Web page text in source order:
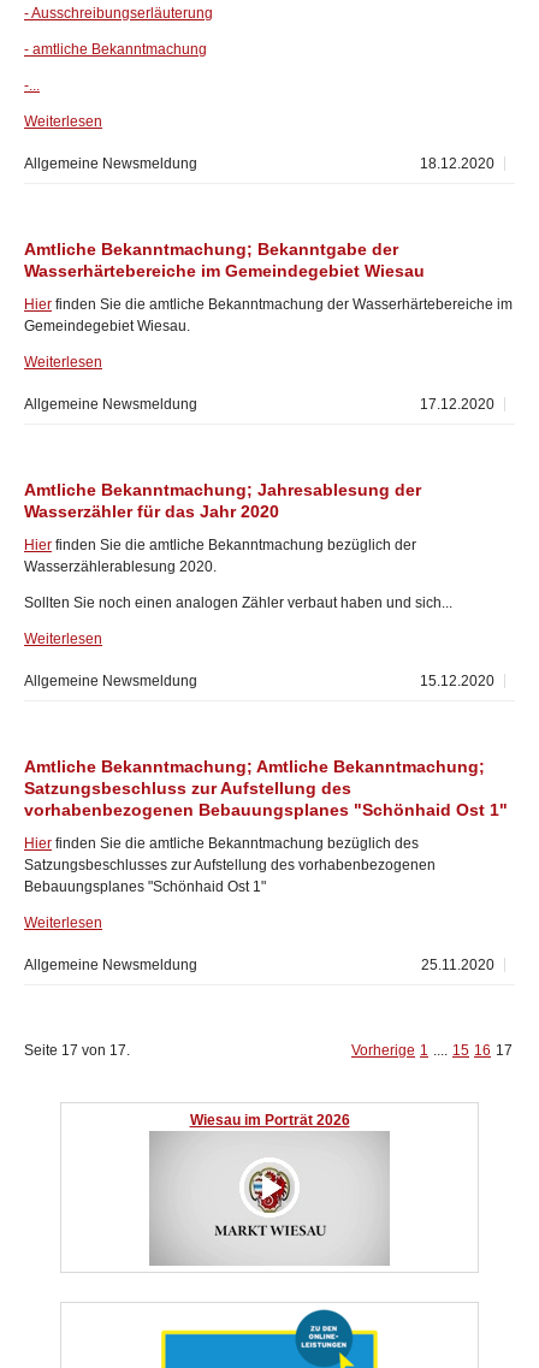
- Ausschreibungserläuterung
- amtliche Bekanntmachung
-...
Weiterlesen
18.12.2020
Allgemeine Newsmeldung
Amtliche Bekanntmachung; Bekanntgabe der
Wasserhärtebereiche im Gemeindegebiet Wiesau
Hier finden Sie die amtliche Bekanntmachung der Wasserhärtebereiche im
Gemeindegebiet Wiesau.
Weiterlesen
17.12.2020
Allgemeine Newsmeldung
Amtliche Bekanntmachung; Jahresablesung der
Wasserzähler für das Jahr 2020
Hier finden Sie die amtliche Bekanntmachung bezüglich der
Wasserzählerablesung 2020.
Sollten Sie noch einen analogen Zähler verbaut haben und sich...
Weiterlesen
15.12.2020
Allgemeine Newsmeldung
Amtliche Bekanntmachung; Amtliche Bekanntmachung;
Satzungsbeschluss zur Aufstellung des
vorhabenbezogenen Bebauungsplanes "Schönhaid Ost 1"
Hier finden Sie die amtliche Bekanntmachung bezüglich des
Satzungsbeschlusses zur Aufstellung des vorhabenbezogenen
Bebauungsplanes "Schönhaid Ost 1"
Weiterlesen
25.11.2020
Allgemeine Newsmeldung
Seite 17 von 17. Vorherige 1 .... 15 16 17
Wiesau im Porträt 2026